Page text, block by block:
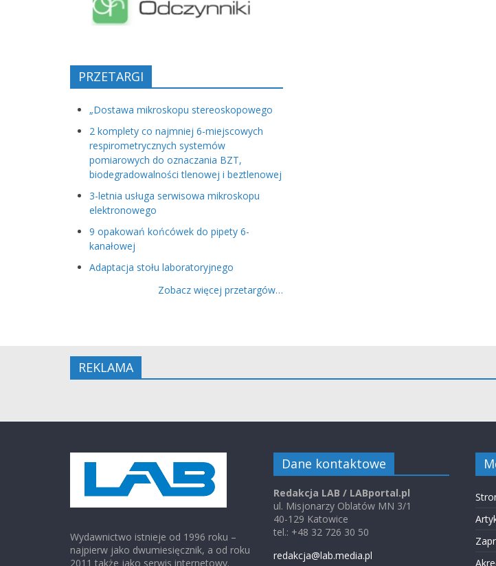
PRZETARGI
„Dostawa mikroskopu stereoskopowego
2 komplety co najmniej 6-miejscowych
respirometrycznych systemów
pomiarowych do oznaczania BZT,
biodegradowalności tlenowej i beztlenowej
3-letnia usługa serwisowa mikroskopu
elektronowego
9 opakowań końcówek do pipety 6-
kanałowej
Adaptacja stołu laboratoryjnego
Zobacz więcej przetargów…
REKLAMA
Wydawnictwo istnieje od 1996 roku –
najpierw jako dwumiesięcznik, a od roku
2011 także jako serwis internetowy.
Dane kontaktowe
Redakcja LAB / LABportal.pl
ul. Misjonarzy Oblatów MN 3/1
40-129 Katowice
tel.: +48 32 726 30 50
redakcja@lab.media.pl